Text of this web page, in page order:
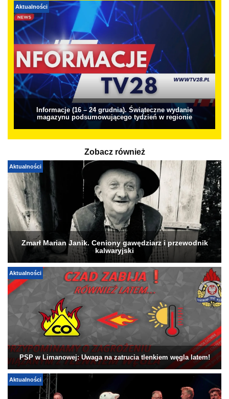
Aktualności
Informacje (16 – 24 grudnia). Świąteczne wydanie
magazynu podsumowującego tydzień w regionie
Zobacz również
Aktualności
Zmarł Marian Janik. Ceniony gawędziarz i przewodnik
kalwaryjski
Aktualności
PSP w Limanowej: Uwaga na zatrucia tlenkiem węgla latem!
Aktualności